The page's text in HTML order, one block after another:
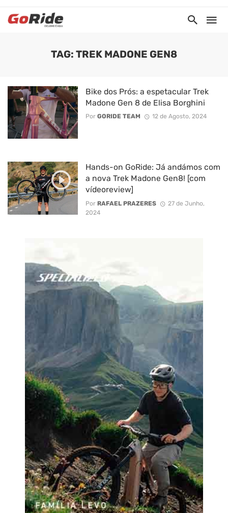
TAG: TREK MADONE GEN8
Bike dos Prós: a espetacular Trek
Madone Gen 8 de Elisa Borghini
Por GORIDE TEAM 12 de Agosto, 2024
Hands-on GoRide: Já andámos com
a nova Trek Madone Gen8! [com
vídeoreview]
Por RAFAEL PRAZERES
27 de Junho,
2024